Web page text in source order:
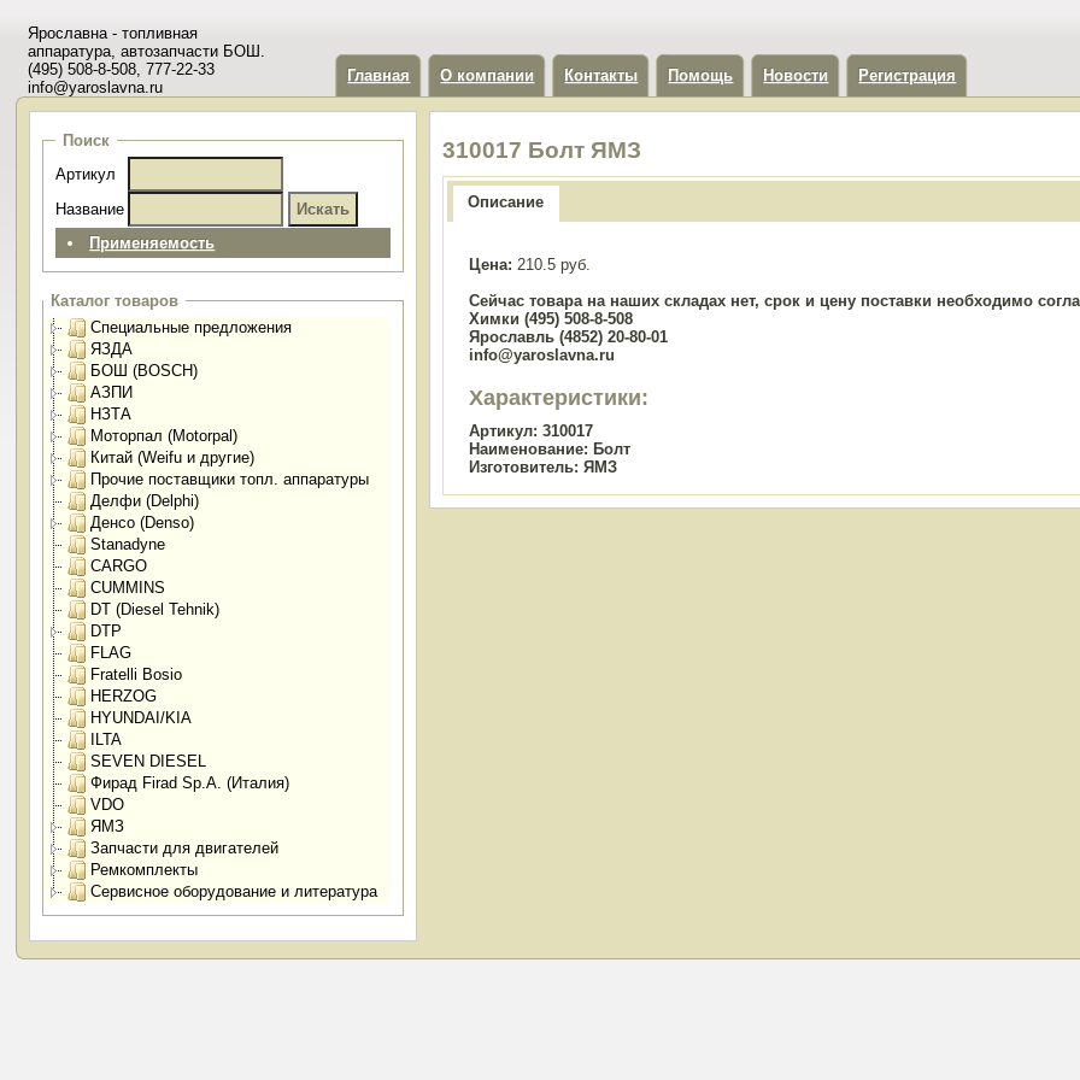
Ярославна - топливная
аппаратура, автозапчасти БОШ.
(495) 508-8-508, 777-22-33
info@yaroslavna.ru
Главная О компании Контакты Помощь Новости Регистрация
Поиск
Артикул
Название
Применяемость
Каталог товаров
Специальные предложения
ЯЗДА
БОШ (BOSCH)
АЗПИ
НЗТА
Моторпал (Motorpal)
Китай (Weifu и другие)
Прочие поставщики топл. аппаратуры
Делфи (Delphi)
Денсо (Denso)
Stanadyne
CARGO
CUMMINS
DT (Diesel Tehnik)
DTP
FLAG
Fratelli Bosio
HERZOG
HYUNDAI/KIA
ILTA
SEVEN DIESEL
Фирад Firad Sp.A. (Италия)
VDO
ЯМЗ
Запчасти для двигателей
Ремкомплекты
Сервисное оборудование и литература
310017 Болт ЯМЗ
Описание
Цена: 210.5 руб.
Сейчас товара на наших складах нет, срок и цену поставки необходимо
Химки (495) 508-8-508
Ярославль (4852) 20-80-01
info@yaroslavna.ru
Характеристики:
Артикул: 310017
Наименование: Болт
Изготовитель: ЯМЗ